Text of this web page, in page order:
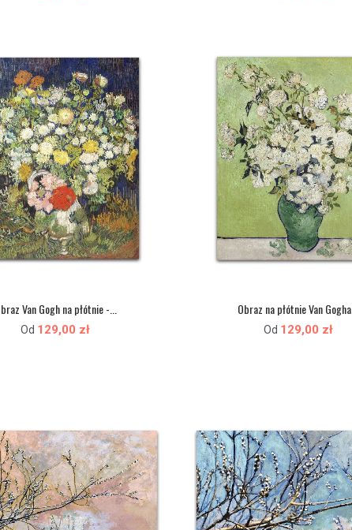
Van Gogh na płótnie -...
Od 129,00 zł
Obraz na płótnie Van Gogha...
Od 129,00 zł